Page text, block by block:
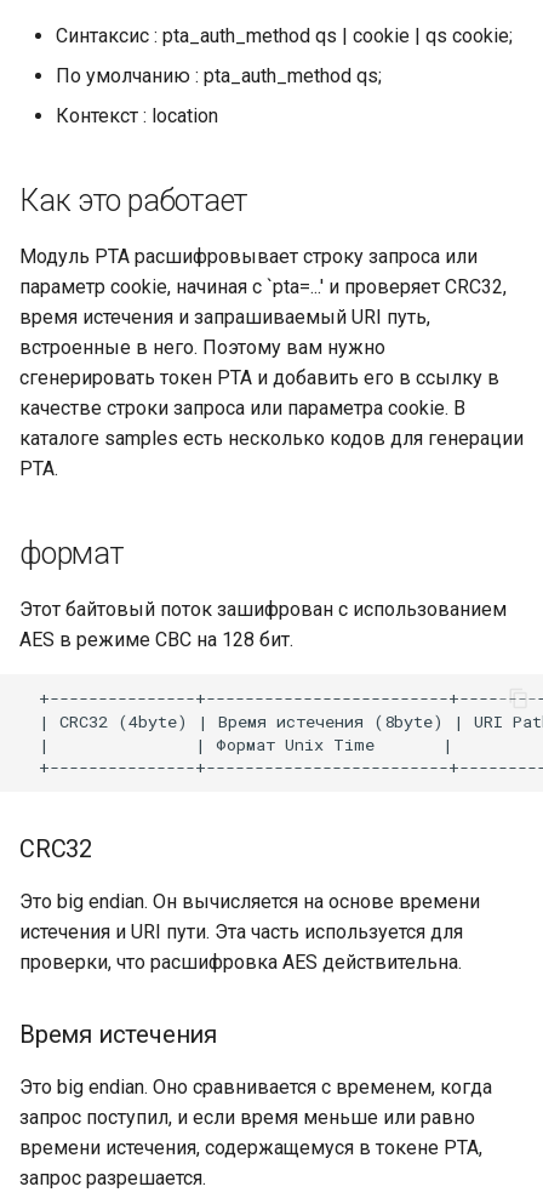
newrelic
ntlm
openidc
openssl
perf
prettycjson
qless-web
qless
rack
redis-connector
redis-ratelimit
redis-util
redis
repl
reqargs
Синтаксис : pta_auth_method qs | cookie | qs cookie;
По умолчанию : pta_auth_method qs;
Контекст : location
Как это работает
Модуль PTA расшифровывает строку запроса или
параметр cookie, начиная с `pta=...' и проверяет CRC32,
время истечения и запрашиваемый URI путь,
встроенные в него. Поэтому вам нужно
сгенерировать токен PTA и добавить его в ссылку в
качестве строки запроса или параметра cookie. В
каталоге samples есть несколько кодов для генерации
PTA.
формат
Этот байтовый поток зашифрован с использованием
AES в режиме CBC на 128 бит.
+---------------+-------------------------
| CRC32 (4byte) | Время истечения (8byte) | URI
|               | Формат Unix Time       |
CRC32
Это big endian. Он вычисляется на основе времени
истечения и URI пути. Эта часть используется для
проверки, что расшифровка AES действительна.
Время истечения
Это big endian. Оно сравнивается с временем, когда
запрос поступил, и если время меньше или равно
времени истечения, содержащемуся в токене PTA,
запрос разрешается.